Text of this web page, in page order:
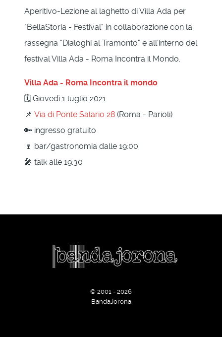
Aperitivo-Lezione al laghetto di Villa Ada per
"BellaStoria - Festival" in collaborazione con la
rassegna "Dialoghi al Tramonto" e all'interno del
festival Villa Ada - Roma Incontra il Mondo.
Villa Ada - Roma Incontra il mondo
🗓 Giovedì 1 luglio 2021
📌 Via di Ponte Salario 28 (Roma - Parioli)
🔑 ingresso gratuito
🍷 bar/gastronomia dalle 19:00
🎤 talk alle 19:30
© 2001 - 2026
BandaJorona